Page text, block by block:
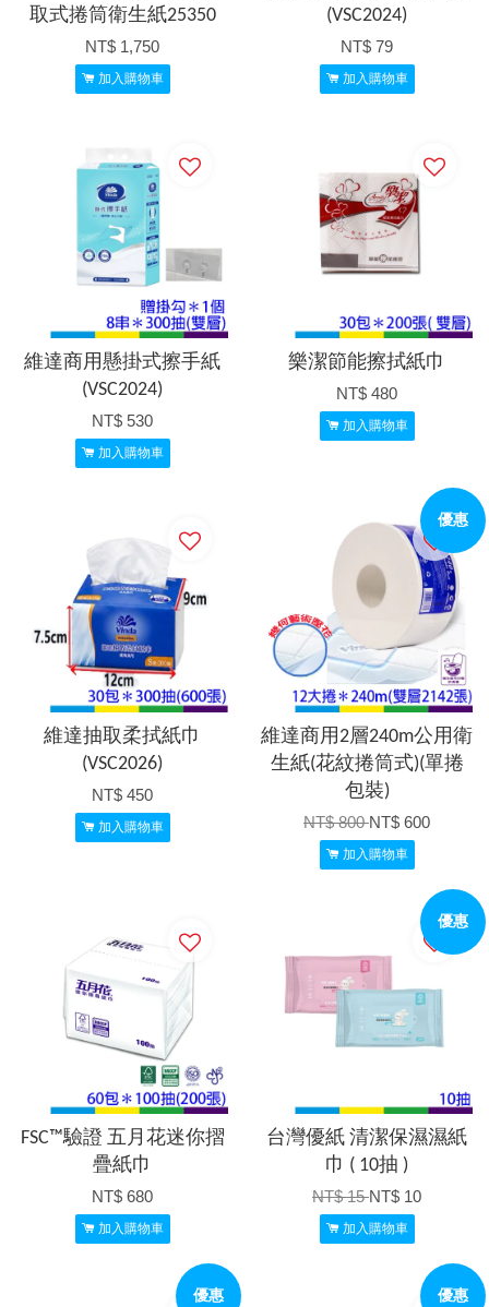
取式捲筒衛生紙25350
NT$ 1,750
加入購物車
(VSC2024)
NT$ 79
加入購物車
維達商用懸掛式擦手紙
(VSC2024)
NT$ 530
加入購物車
樂潔節能擦拭紙巾
NT$ 480
加入購物車
維達抽取柔拭紙巾
(VSC2026)
NT$ 450
加入購物車
優惠
維達商用2層240m公用衛
生紙(花紋捲筒式)(單捲
包裝)
NT$ 800NT$ 600
加入購物車
FSC™驗證 五月花迷你摺
疊紙巾
NT$ 680
加入購物車
優惠
台灣優紙 清潔保濕濕紙
巾 ( 10抽 )
NT$ 15NT$ 10
加入購物車
優惠 優惠